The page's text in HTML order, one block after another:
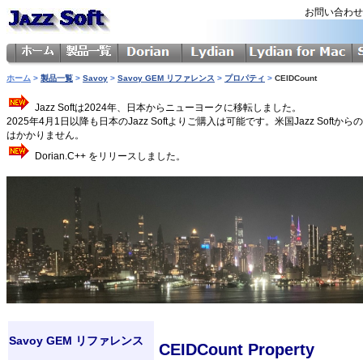
お問い合わ
ホーム > 製品一覧 > Savoy > Savoy GEM リファレンス > プロパティ > CEIDCount
Jazz Softは2024年、日本からニューヨークに移転しました。
2025年4月1日以降も日本のJazz Softよりご購入は可能です。米国Jazz Softから
はかかりません。
Dorian.C++ をリリースしました。
Savoy GEM リファレンス CEIDCount Property